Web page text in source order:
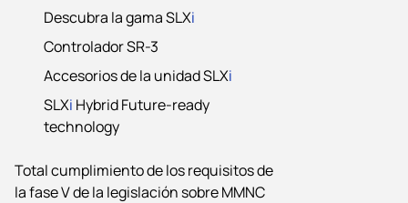
Descubra la gama SLXi
Controlador SR-3
Accesorios de la unidad SLXi
SLXi Hybrid Future-ready
technology
Total cumplimiento de los requisitos de
la fase V de la legislación sobre MMNC